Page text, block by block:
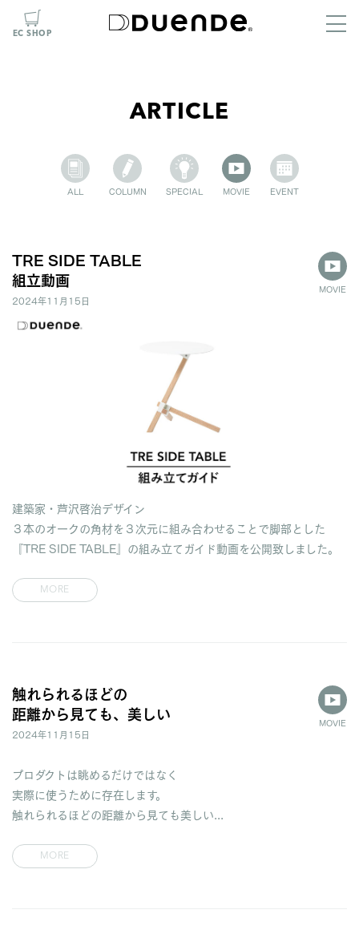
EC SHOP
ARTICLE
ALL COLUMN SPECIAL MOVIE EVENT
TRE SIDE TABLE
組立動画
2024年11月15日
MOVIE
建築家・芦沢啓治デザイン
３本のオークの角材を３次元に組み合わせることで脚部とした
『TRE SIDE TABLE』の組み立てガイド動画を公開致しました。
MORE
触れられるほどの
距離から見ても、美しい
2024年11月15日
MOVIE
プロダクトは眺めるだけではなく
実際に使うために存在します。
触れられるほどの距離から見ても美しい...
MORE